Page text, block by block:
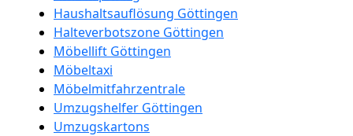
Haushaltsauflösung Göttingen
Halteverbotszone Göttingen
Möbellift Göttingen
Möbeltaxi
Möbelmitfahrzentrale
Umzugshelfer Göttingen
Umzugskartons